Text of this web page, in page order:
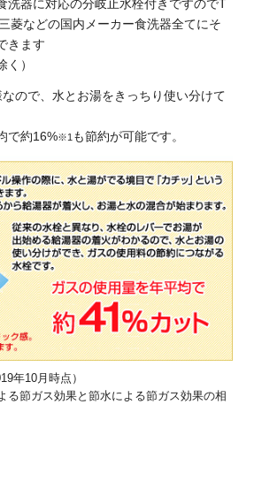
洗器に対応の分岐止水栓付きですのでT
菱などの国内メーカー食洗器全てにそ
きます
く）
ので、水とお湯をきっちり使い分けて
で約16%※1 も節約が可能です。
年10月時点）
る節ガス効果と節水による節ガス効果の相